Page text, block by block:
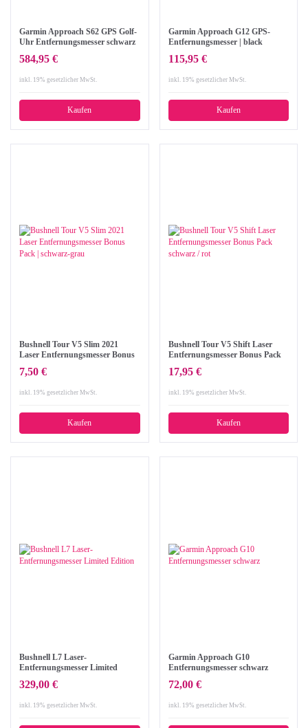
Garmin Approach S62 GPS Golf-
Uhr Entfernungsmesser schwarz
584,95 €
inkl. 19% gesetzlicher MwSt.
Kaufen
Garmin Approach G12 GPS-
Entfernungsmesser | black
115,95 €
inkl. 19% gesetzlicher MwSt.
Kaufen
Bushnell Tour V5 Slim 2021
Laser Entfernungsmesser Bonus
7,50 €
inkl. 19% gesetzlicher MwSt.
Kaufen
Bushnell Tour V5 Shift Laser
Entfernungsmesser Bonus Pack
17,95 €
inkl. 19% gesetzlicher MwSt.
Kaufen
Bushnell L7 Laser-
Entfernungsmesser Limited
329,00 €
inkl. 19% gesetzlicher MwSt.
Garmin Approach G10
Entfernungsmesser schwarz
72,00 €
inkl. 19% gesetzlicher MwSt.